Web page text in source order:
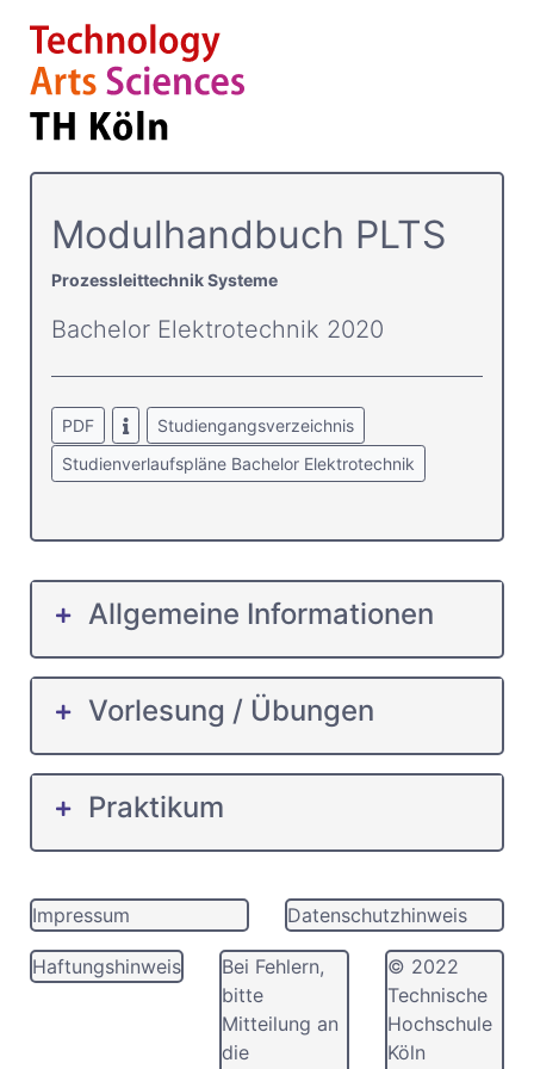
Modulhandbuch PLTS
Prozessleittechnik Systeme
Bachelor Elektrotechnik 2020
PDF
Studiengangsverzeichnis
Studienverlaufspläne Bachelor Elektrotechnik
Allgemeine Informationen
Vorlesung / Übungen
Praktikum
Impressum Datenschutzhinweis
Haftungshinweis
Bei Fehlern,
bitte
Mitteilung an
die
© 2022
Technische
Hochschule
Köln